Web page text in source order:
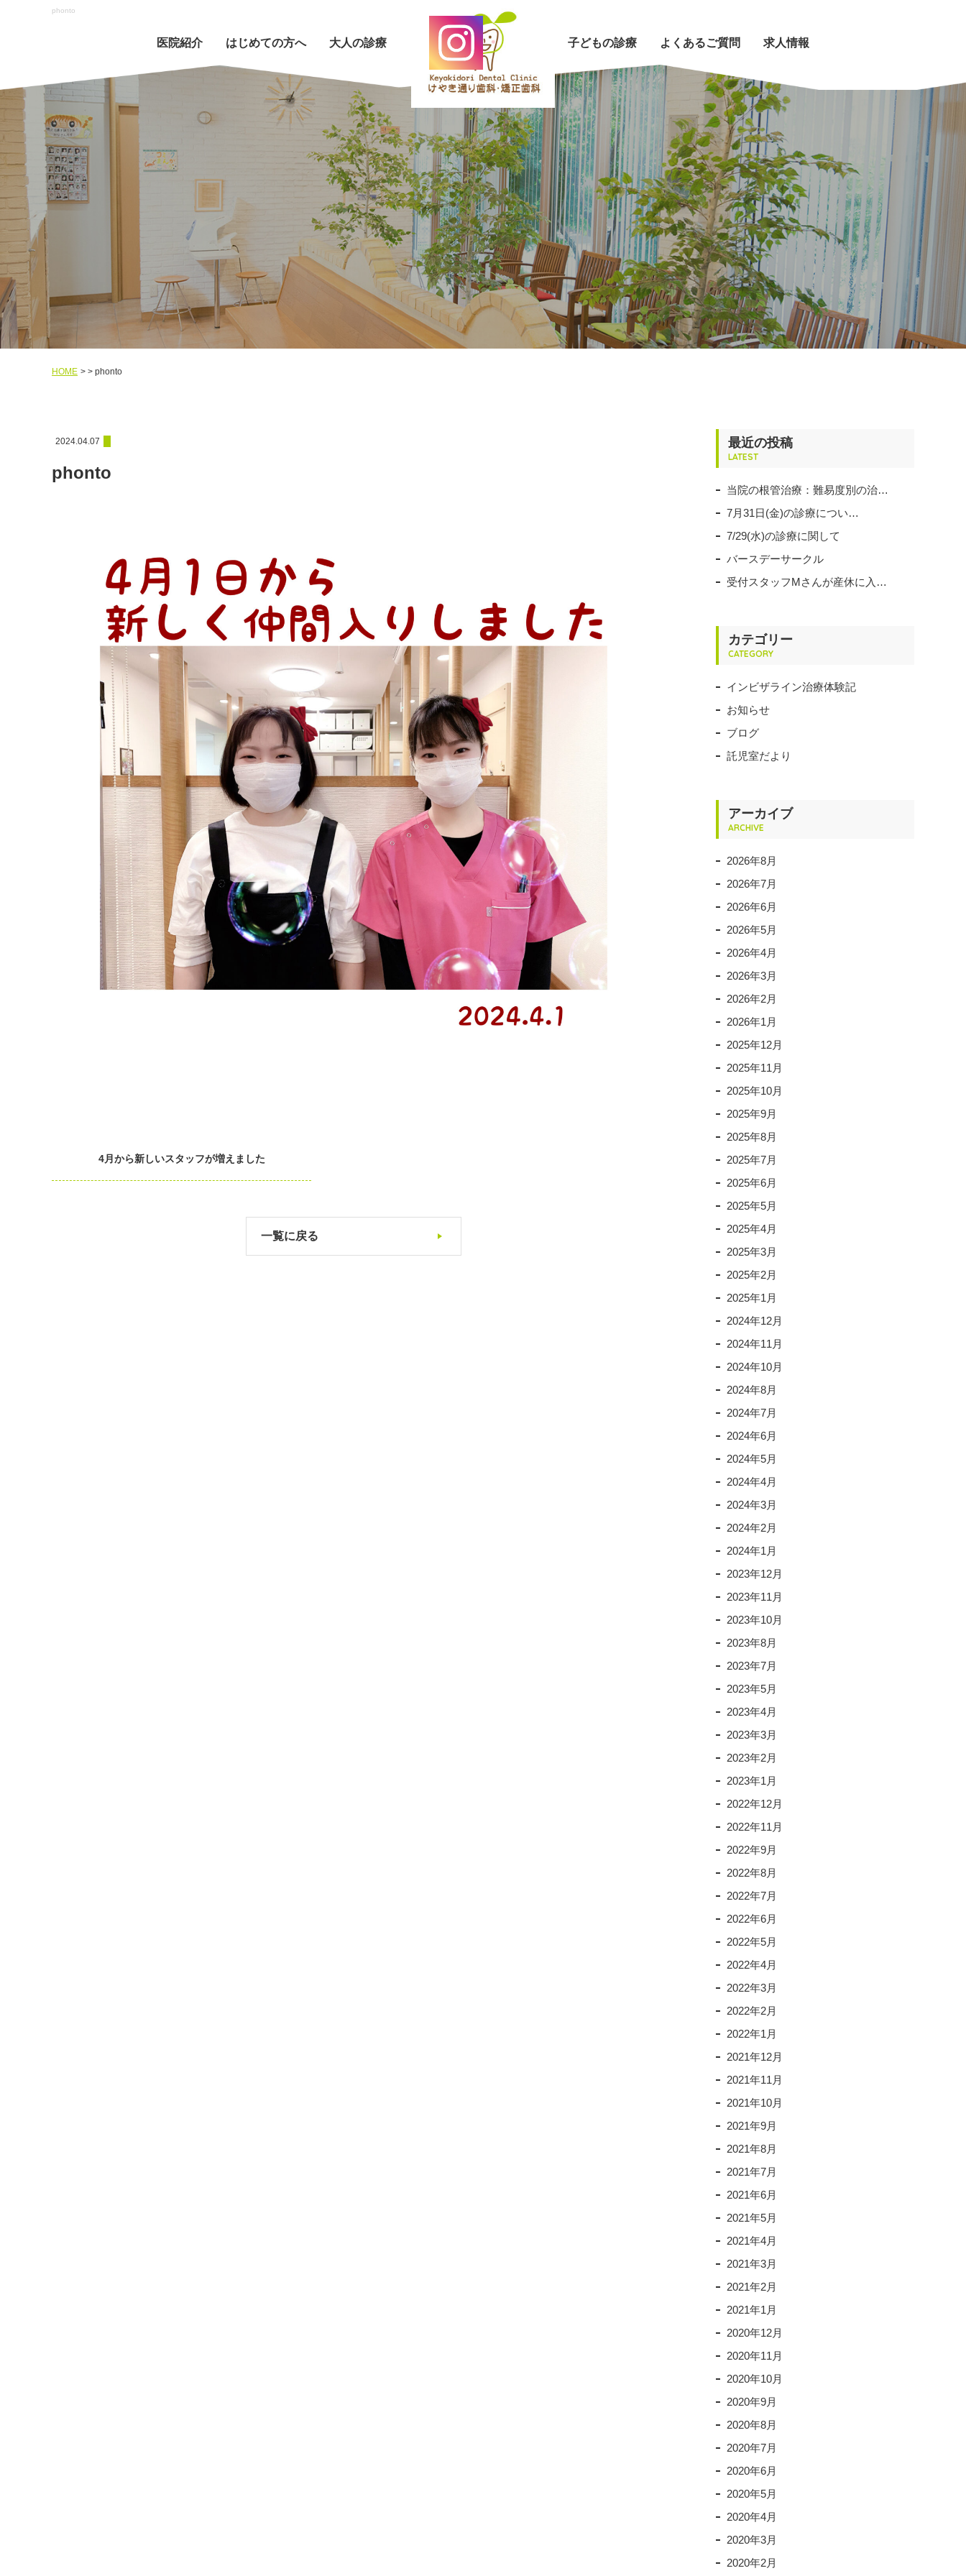
phonto
医院紹介 はじめての方へ 大人の診療 子どもの診療 よくあるご質問 求人情報
HOME phonto
2024.04.07
phonto
4月から新しいスタッフが増えました
一覧に戻る
最近の投稿
LATEST
当院の根管治療：難易度別の治…
7月31日(金)の診療につい…
7/29(水)の診療に関して
バースデーサークル
受付スタッフMさんが産休に入…
カテゴリー
CATEGORY
インビザライン治療体験記
お知らせ
ブログ
託児室だより
アーカイブ
ARCHIVE
2026年8月
2026年7月
2026年6月
2026年5月
2026年4月
2026年3月
2026年2月
2026年1月
2025年12月
2025年11月
2025年10月
2025年9月
2025年8月
2025年7月
2025年6月
2025年5月
2025年4月
2025年3月
2025年2月
2025年1月
2024年12月
2024年11月
2024年10月
2024年8月
2024年7月
2024年6月
2024年5月
2024年4月
2024年3月
2024年2月
2024年1月
2023年12月
2023年11月
2023年10月
2023年8月
2023年7月
2023年5月
2023年4月
2023年3月
2023年2月
2023年1月
2022年12月
2022年11月
2022年9月
2022年8月
2022年7月
2022年6月
2022年5月
2022年4月
2022年3月
2022年2月
2022年1月
2021年12月
2021年11月
2021年10月
2021年9月
2021年8月
2021年7月
2021年6月
2021年5月
2021年4月
2021年3月
2021年2月
2021年1月
2020年12月
2020年11月
2020年10月
2020年9月
2020年8月
2020年7月
2020年6月
2020年5月
2020年4月
2020年3月
2020年2月